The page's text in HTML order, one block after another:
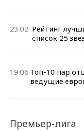
23:02 Рейтинг
список 25
19:06 Топ-10 пар
ведущие
Премьер-лига